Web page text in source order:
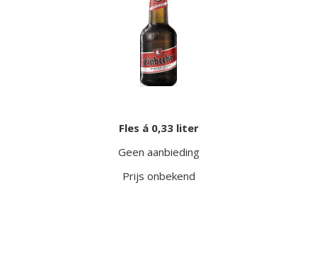
Fles á 0,33 liter
Geen aanbieding
Prijs onbekend